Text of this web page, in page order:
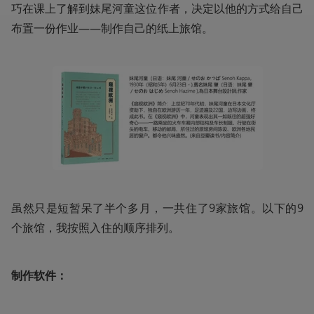
巧在课上了解到妹尾河童这位作者，决定以他的方式给自己
布置一份作业——制作自己的纸上旅馆。
虽然只是短暂呆了半个多月，一共住了9家旅馆。以下的9
个旅馆，我按照入住的顺序排列。
制作软件：